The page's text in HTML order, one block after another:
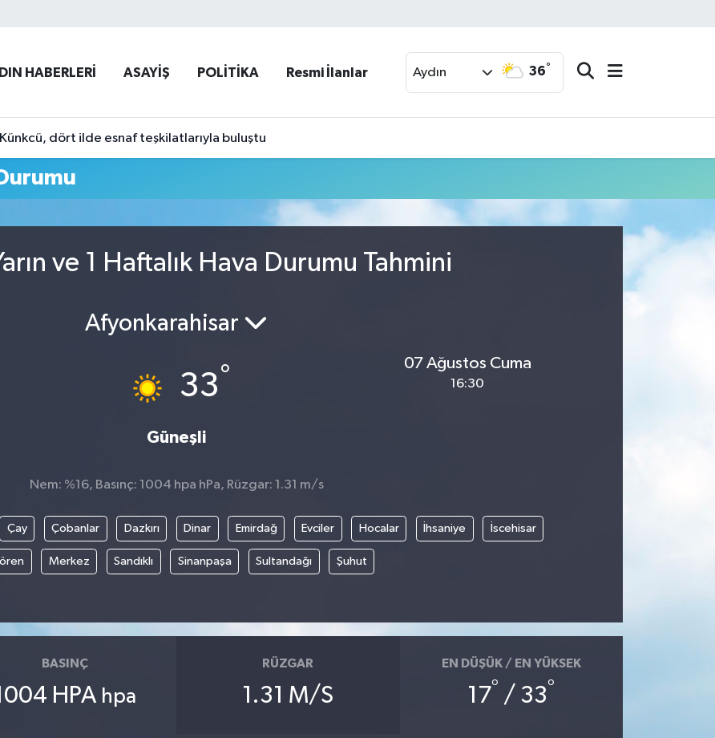
HABERLERİ ASAYİŞ POLİTİKA Resmi İlanlar Aydın 36°
Künkcü, dört ilde esnaf teşkilatlarıyla buluştu
ve 1 Haftalık Hava Durumu Tahmini
Afyonkarahisar
33°
Güneşli
07 Ağustos Cuma
16:30
Nem: %16, Basınç: 1004 hpa hPa, Rüzgar: 1.31 m/s
Çay Çobanlar Dazkırı Dinar Emirdağ Evciler Hocalar İhsaniye İscehisar
Merkez Sandıklı Sinanpaşa Sultandağı Şuhut
BASINÇ
HPA hpa
RÜZGAR
1.31 M/S
EN DÜŞÜK / EN YÜKSEK
17° / 33°